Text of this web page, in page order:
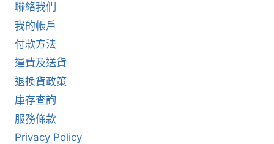
聯絡我們
我的帳戶
付款方法
運費及送貨
退換貨政策
庫存查詢
服務條款
Privacy Policy